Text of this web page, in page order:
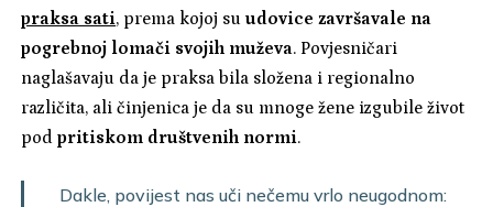
praksa sati, prema kojoj suudovice završavale na
pogrebnoj lomači svojih muževa. Povjesničari
naglašavaju da je praksa bila složena i regionalno
različita, ali činjenica je da su mnoge žene izgubile život
podpritiskom društvenih normi.
Dakle, povijest nas uči nečemu vrlo neugodnom: